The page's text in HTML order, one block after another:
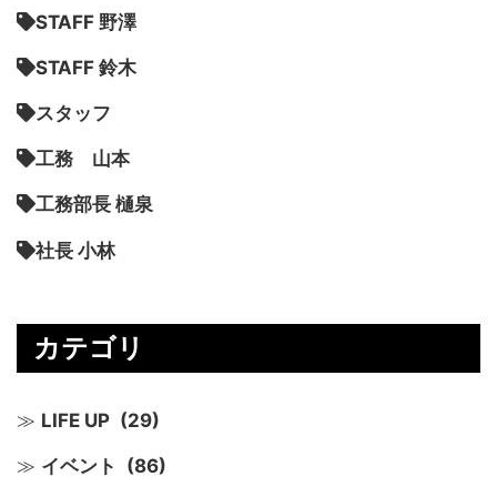
STAFF 野澤
STAFF 鈴木
スタッフ
工務 山本
工務部長 樋泉
社長 小林
カテゴリ
LIFE UP (29)
イベント (86)